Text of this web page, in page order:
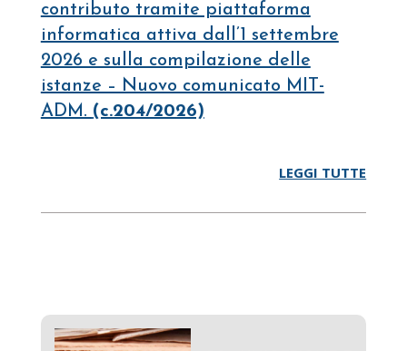
contributo tramite piattaforma
informatica attiva dall’1 settembre
2026 e sulla compilazione delle
istanze – Nuovo comunicato MIT-
ADM. (c.204/2026)
LEGGI TUTTE